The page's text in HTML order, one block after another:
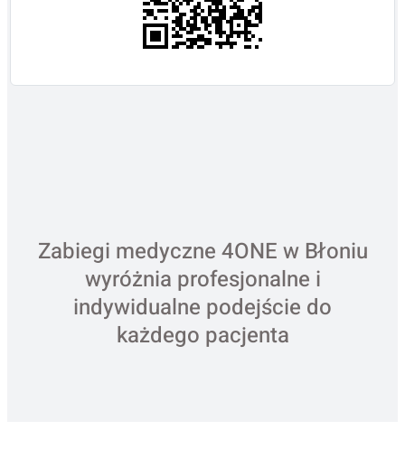
Zabiegi medyczne 4ONE w Błoniu
wyróżnia profesjonalne i
indywidualne podejście do
każdego pacjenta